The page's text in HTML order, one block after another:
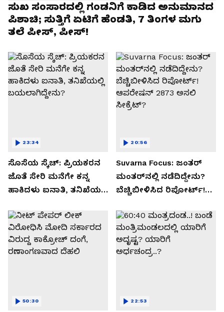
ಸುಖ ಸಂಸಾರದಲ್ಲಿ ಗಂಡನಿಗೆ ಕಾಡಿದ ಅನುಮಾನದ
ಪಿಶಾಚಿ; ಸುತ್ತಿಗೆ ಏಟಿಗೆ ಹೆಂಡತಿ, 7 ತಿಂಗಳ ಮಗು
ತಲೆ ಪೀಸ್, ಪೀಸ್!
ಸೊಸೆಯ ಸ್ಕೆಚ್: ಪ್ರಿಯಕರನ
ಜೊತೆ ಸೇರಿ ಮನೆಗೇ ಕನ್ನ
ಹಾಕಿದಳು ಐನಾತಿ, ತನಿಖೆಯಲ್ಲಿ
23:34
Suvarna Focus: ಜಂತರ್
ಮಂತರ್‌ನಲ್ಲಿ ನಡೆದಿದ್ದೇನು?
ಬೆಚ್ಚಿಬೀಳಿಸಿದ ರಿಪೋರ್ಟ್!
ಸೀಕ್ರೆಟ್?
20:56
50:30 22:53